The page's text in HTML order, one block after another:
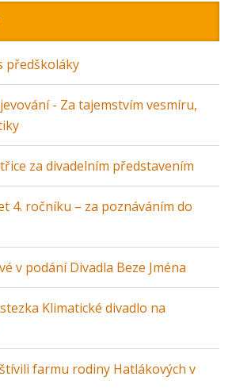
předškoláky
- Za tajemstvím vesmíru,
za divadelním představením
4. ročníku – za poznáváním do
v podání Divadla Beze Jména
Klimatické divadlo na
farmu rodiny Hatlákových v